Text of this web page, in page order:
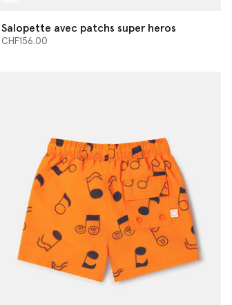
Salopette avec patchs super heros
CHF156.00